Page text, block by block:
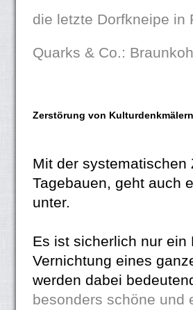
die letzte Dorfkneipe in
Quarks & Co.:
Zerstörung von
Mit der systematischen
Tagebauen, geht auch
unter.
Es ist sicherlich nur
Vernichtung eines
werden dabei
besonders schöne und